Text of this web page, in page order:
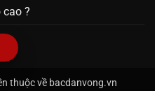
?
thuộc về bacdanvong.vn